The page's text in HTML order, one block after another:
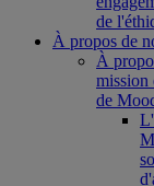
de
À propos de
À
mission
de